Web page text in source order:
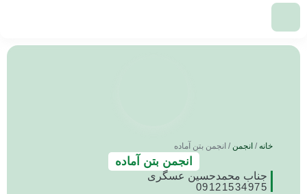
خانه / انجمن / انجمن بتن آماده
انجمن بتن آماده
جناب محمدحسین عسگری
09121534975